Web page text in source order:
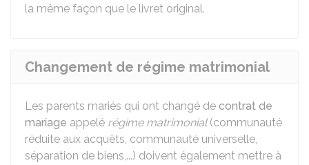
la même façon que le livret original.
Changement de régime matrimonial
Les parents mariés qui ont changé de contrat de
mariage appelé régime matrimonial(communauté
réduite aux acquêts, communauté universelle,
séparation de biens,...) doivent également mettre à